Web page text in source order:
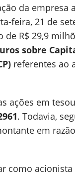
da empresa
feira, 21 de
de R$ 29,9
sobre
referentes ao
ações em
. Todavia,
em
como